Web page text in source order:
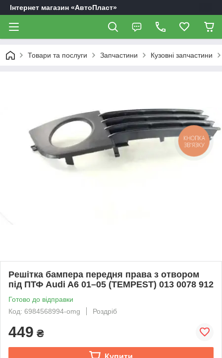
Інтернет магазин «АвтоПласт»
Товари та послуги Запчастини Кузовні запчастини
Решітка бампера передня права з отвором
під ПТФ Audi A6 01–05 (TEMPEST) 013 0078 912
Готово до відправки
Код: 6984568994-omg
Роздріб
449 ₴
КНОПКА
ЗВ'ЯЗКУ